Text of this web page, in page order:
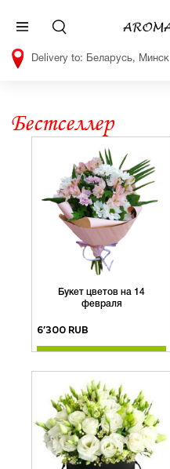
Беларусь, Минск
Бестселлер
Букет цветов на 14
февраля
6’300 RUB